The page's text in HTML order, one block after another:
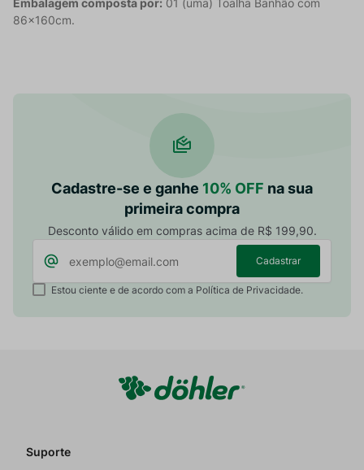
Embalagem composta por: 01 (uma) Toalha Banhão com
86x160cm.
Cadastre-se e ganhe 10% OFF na sua
primeira compra
Desconto válido em compras acima de R$ 199,90.
Cadastrar
Estou ciente e de acordo com a Política de Privacidade.
Suporte